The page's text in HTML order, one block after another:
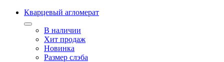
Кварцевый агломерат
В наличии
Хит продаж
Новинка
Размер слэба